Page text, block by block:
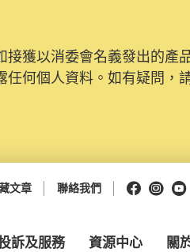
獲以消委會名義發出的產
何個人資料。如有疑問，
級及推出新功能。由2025年
，才可提交投訴、查詢及
文章 聯絡我們
訴及服務 資源中心 關